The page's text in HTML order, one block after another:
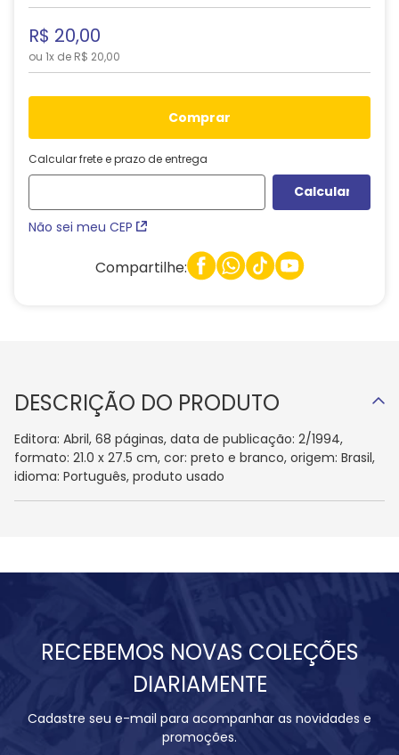
R$ 20,00
ou 1x de R$ 20,00
comprar
Calcular frete e prazo de entrega
Não sei meu CEP
Compartilhe:
DESCRIÇÃO DO PRODUTO
Editora: Abril, 68 páginas, data de publicação: 2/1994,
formato: 21.0 x 27.5 cm, cor: preto e branco, origem: Brasil,
idioma: Português, produto usado
RECEBEMOS NOVAS COLEÇÕES
DIARIAMENTE
Cadastre seu e-mail para acompanhar as novidades e
promoções.